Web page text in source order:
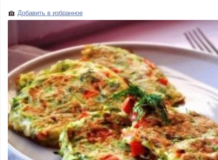
Добавить в избранное